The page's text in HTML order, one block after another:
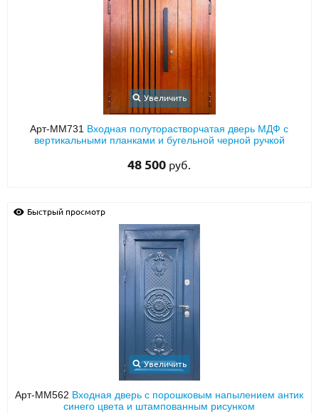
Увеличить
Арт-ММ731 Входная полуторастворчатая дверь МДФ с
вертикальными планками и бугельной черной ручкой
48 500 руб.
Быстрый просмотр
Увеличить
Арт-ММ562 Входная дверь с порошковым напылением антик
синего цвета и штампованным рисунком